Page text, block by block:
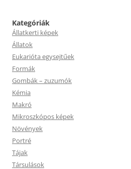
Kategóriák
Állatkerti képek
Állatok
Eukarióta egysejtűek
Formák
Gombák – zuzumók
Kémia
Makró
Mikroszkópos képek
Növények
Portré
Tájak
Társulások